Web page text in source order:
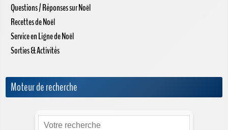
Questions / Réponses sur Noël
Recettes de Noël
Service en Ligne de Noël
Sorties & Activités
Moteur de recherche